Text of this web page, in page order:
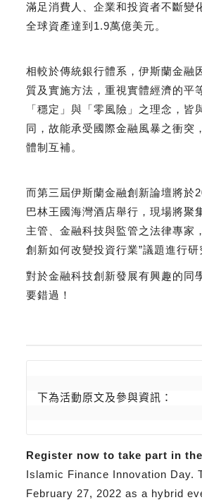
滿足消費人、企業和投資者不斷變
全球資產達到1.9萬億美元。
相較於傳統銀行體系，伊斯蘭金融
質及實施方法，重視實體經濟的平
「穩定」與「零風險」之理念，皆
同，故能承受國際金融風暴之衝突
體制互補。
而第三屆伊斯蘭金融創新論壇將於
巴林王國海灣酒店舉行，現場將聚
主管、金融科技與監管之法律專家
創新如何改變投資行業”議題進行研
對於金融科技創新發展有興趣的同
要錯過！
下為活動原文及參與資訊：
Register now to take part in
Islamic Finance Innovation Day.
February 27, 2022 as a hybrid